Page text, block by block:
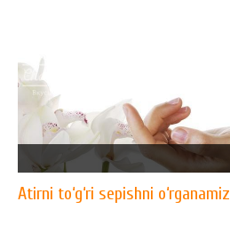
Atirni to‘g‘ri sepishni o‘rganamiz